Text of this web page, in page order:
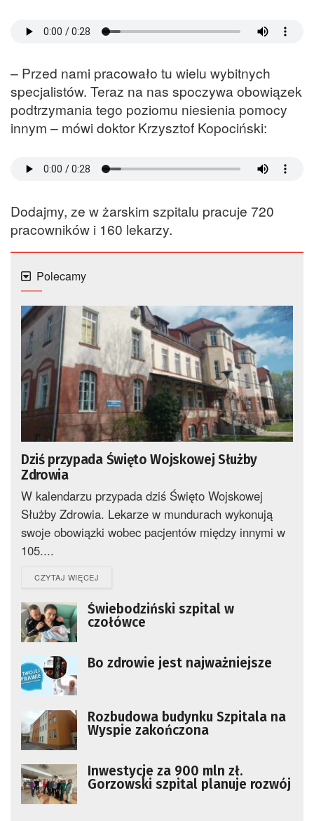
– Przed nami pracowało tu wielu wybitnych
specjalistów. Teraz na nas spoczywa obowiązek
podtrzymania tego poziomu niesienia pomocy
innym – mówi doktor Krzysztof Kopociński:
Dodajmy, ze w żarskim szpitalu pracuje 720
pracowników i 160 lekarzy.
Polecamy
Dziś przypada Święto Wojskowej Służby
Zdrowia
W kalendarzu przypada dziś Święto Wojskowej
Służby Zdrowia. Lekarze w mundurach wykonują
swoje obowiązki wobec pacjentów między innymi w
105....
CZYTAJ WIĘCEJ
Świebodziński szpital w
czołówce
Bo zdrowie jest najważniejsze
Rozbudowa budynku Szpitala na
Wyspie zakończona
Inwestycje za 900 mln zł.
Gorzowski szpital planuje rozwój